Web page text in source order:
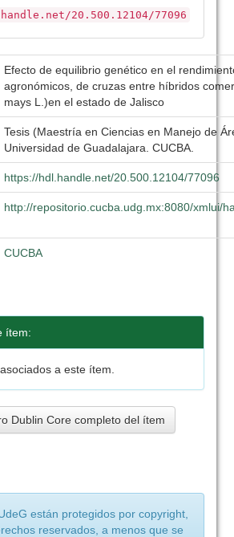
20.500.12104/77096
Efecto de equilibrio genético en el
agronómicos, de cruzas entre híbridos
mays L.)en el estado de Jalisco
Tesis (Maestría en Ciencias en Manejo de
Universidad de Guadalajara. CUCBA.
https://hdl.handle.net/20.500.12104/77096
http://repositorio.cucba.udg.mx:8080/xmlui/
CUCBA
ítem:
a este ítem.
Dublin Core completo del ítem
están protegidos por copyright,
reservados, a menos que se